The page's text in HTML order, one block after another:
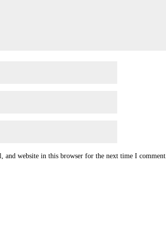
and website in this browser for the next time I comment.